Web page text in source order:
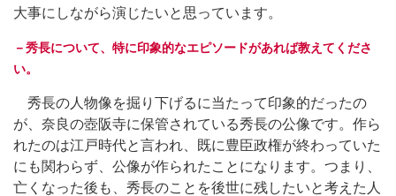
大事にしながら演じたいと思っています。
－秀長について、特に印象的なエピソードがあれば教えてくださ
い。
秀長の人物像を掘り下げるに当たって印象的だったの
が、奈良の壺阪寺に保管されている秀長の公像です。作ら
れたのは江戸時代と言われ、既に豊臣政権が終わっていた
にも関わらず、公像が作られたことになります。つまり、
亡くなった後も、秀長のことを後世に残したいと考えた人